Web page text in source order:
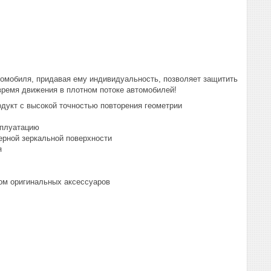
придавая ему индивидуальность, позволяет защитить
движения в плотном потоке автомобилей!
с высокой точностью повторения геометрии
зеркальной поверхности
оригинальных аксессуаров